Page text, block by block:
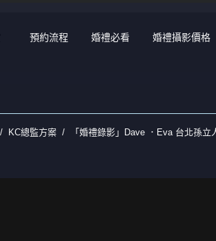
預約流程 婚禮必看 婚禮攝影價格
KC總監方案 「婚禮錄影」Dave ．Eva 台北孫